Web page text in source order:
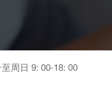
至周日 9: 00-18: 00